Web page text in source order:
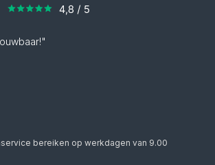
bereiken op werkdagen van 9.00